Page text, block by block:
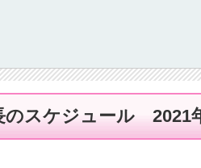
のスケジュール 2021